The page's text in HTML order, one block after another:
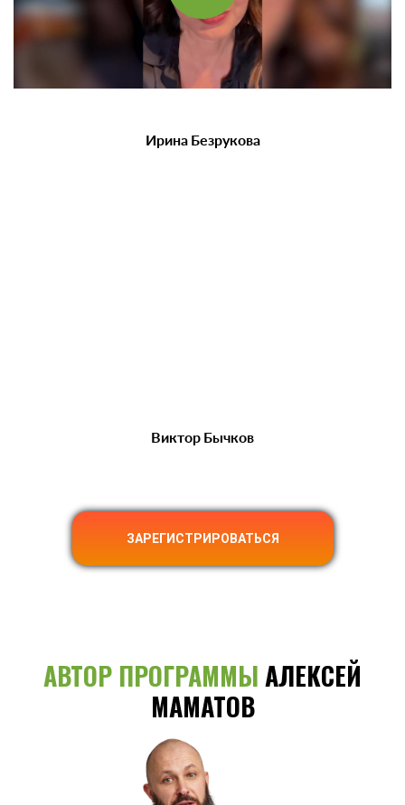
Ирина Безрукова
Виктор Бычков
ЗАРЕГИСТРИРОВАТЬСЯ
АВТОР ПРОГРАММЫАЛЕКСЕЙ
МАМАТОВ